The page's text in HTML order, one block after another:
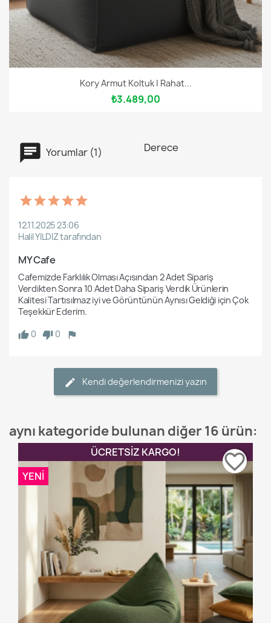
Kory Armut Koltuk | Rahat...
₺3.489,00
Yorumlar (1) Derece
12.11.2025 23:06
Halil YILDIZ tarafından
MY Cafe
Cafemizde Farklılık Olması Açısından 2 Adet Sipariş
Verdikten Sonra 10 Adet Daha Sipariş Verdik Ürünlerin
Kalitesi Tartısılmaz iyi ve Görüntünün Aynısı Geldiği için Çok
Teşekkür Ederim.
0
0
Kendi değerlendirmenizi yazın
aynı kategoride bulunan diğer 16 ürün:
ÜCRETSIZ KARGO!
YENI
favorite_border